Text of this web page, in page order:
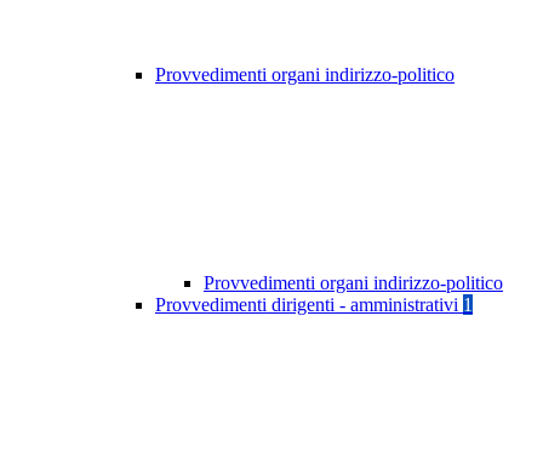
Provvedimenti organi indirizzo-politico
Provvedimenti organi indirizzo-politico
Provvedimenti dirigenti - amministrativi 1